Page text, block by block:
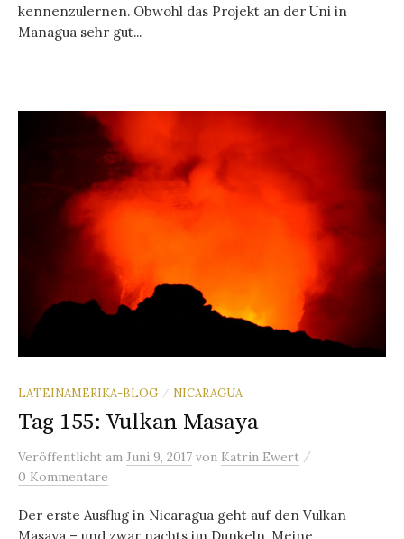
kennenzulernen. Obwohl das Projekt an der Uni in
Managua sehr gut...
LATEINAMERIKA-BLOG / NICARAGUA
Tag 155: Vulkan Masaya
Veröffentlicht am Juni 9, 2017 von Katrin Ewert /
0 Kommentare
Der erste Ausflug in Nicaragua geht auf den Vulkan